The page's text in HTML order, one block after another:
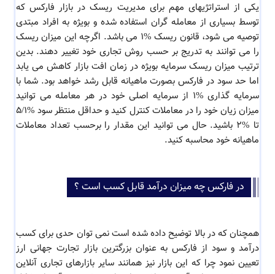
یکی از استراتژیهای مهم برای مدیریت ریسک در بازار فارکس که
توسط بسیاری از معامله گران استفاده شده و بویژه به افراد مبتدی
توصیه می شود، قانون ریسک %1 می باشد. اگرچه این میزان ریسک
را می توانند به تدریج بر حسب روش تجاری خود تغییر دهند. بدین
ترتیب میزان ریسک سرمایه بویژه در زمان افت بازار کاهش می یابد
اما حد سود در فارکس بصورت ماهیانه قابل رشد خواهد بود. شما با
سرمایه گذاری %1 از سرمایه اصلی خود در هر معامله می توانید
میزان زیان خود را در معاملات کنترل کنید و حداقل منتظر سود %5/1
تا %2 باشید. حال می توانید این مقدار را برحسب تعداد معاملات
ماهیانه خود محاسبه کنید.
در فارکس چه میزان درآمد قابل کسب است ؟
همچنان که در بالا توضیح داده شده است نمی توان حدی برای کسب
درآمد و سود از فارکس به عنوان بزرگترین بازار تجارت جهانی ارز
تعیین نمود چرا که این بازار نیز همانند سایر بازارهای تجاری آنلاین